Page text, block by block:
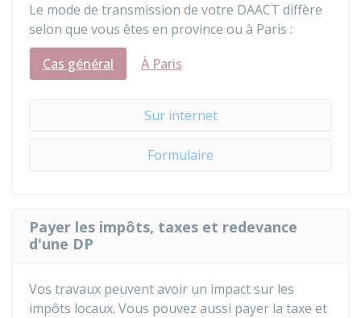
Le mode de transmission de votre DAACT diffère
selon que vous êtes en province ou à Paris :
Cas général
À Paris
Sur internet
Formulaire
Payer les impôts, taxes et redevance
d'une DP
Vos travaux peuvent avoir un impact sur les
impôts locaux. Vous pouvez aussi payer la taxe et